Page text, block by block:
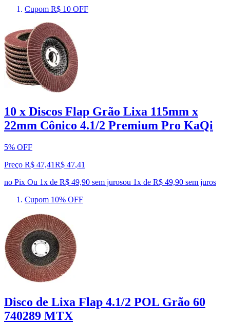
Cupom R$ 10 OFF
10 x Discos Flap Grão Lixa 115mm x
22mm Cônico 4.1/2 Premium Pro KaQi
5% OFF
Preço R$ 47,41R$ 47,41
no Pix Ou 1x de R$ 49,90 sem jurosou 1x de R$ 49,90 sem juros
Cupom 10% OFF
Disco de Lixa Flap 4.1/2 POL Grão 60
740289 MTX